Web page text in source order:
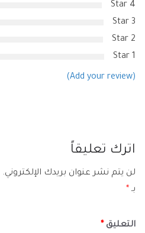
4 Star
3 Star
2 Star
1 Star
(Add your review)
اترك تعليقاً
لن يتم نشر عنوان بريدك الإلكتروني.
بـ *
التعليق *